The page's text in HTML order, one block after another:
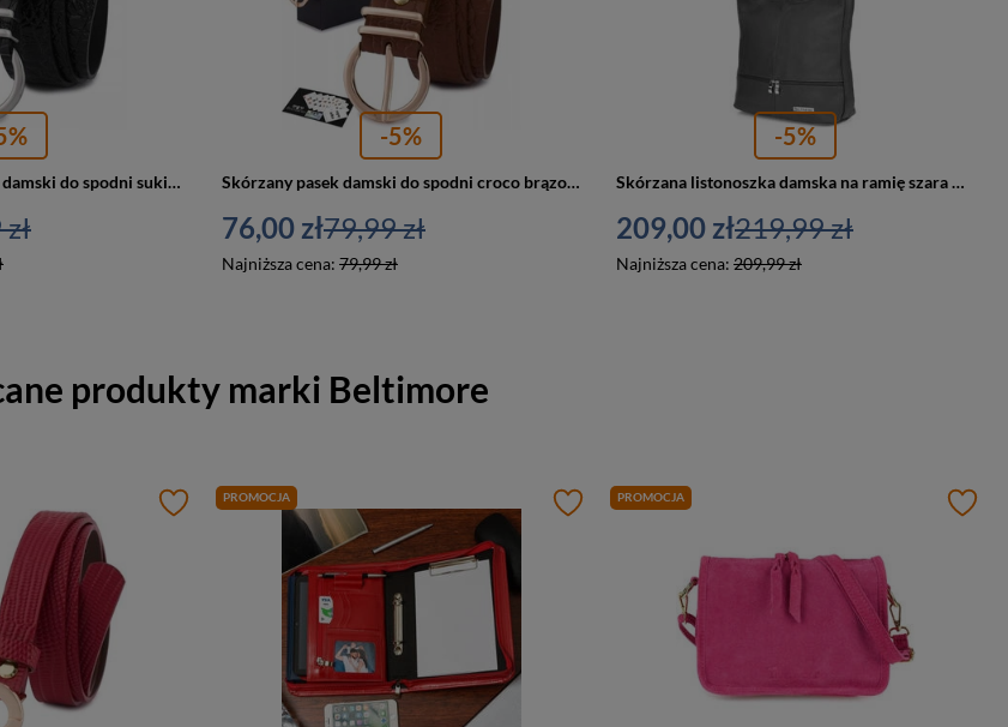
Skórzany czarny pasek damski do spodni sukienki croco - Beltimore E54
-5%
Skórzany pasek damski do spodni croco brązowy - Beltimore E58
76,00 zł
Najniższa cena: 79,99 zł
79,99 zł
-5%
Skórzana listonoszka damska na ramię szara Beltimore I66
209,00 zł
Najniższa cena: 209,99 zł
219,99 zł
produkty marki Beltimore
PROMOCJA PROMOCJA